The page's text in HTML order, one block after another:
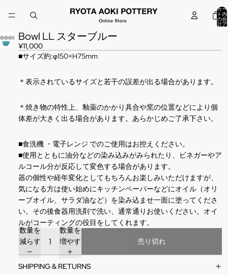
カー
ト内
の合
計ア
Bowl LL スターブルー
¥11,000
■サイズ約:φ150×H75mm
＊表示されているサイズと若干の誤差が出る場合があります。
＊焼き物の特性上、釉薬のかかり具合や窯の位置などにより個
体差が大きく出る場合があります。あらかじめご了承下さい。
■食洗機 ・電子レンジ でのご使用はお控えください。
■使用とともに油分などの染み込みがみられたり、ビネガーやア
ルコール分が反応して変色する場合があります。
器の個性や経年変化としてもちろんお楽しみいただけますが、
気になる方は使い始めにキッチンペーパーなどにオイル（オリ
ーブオイル、サラダ油など）を染み込ませ一面に塗ってくださ
い。その後食器用洗剤で洗い、通常通りお使いください。オイ
ルがコーティングの役目をしてくれます。
数量を
減らす
数量を
増やす
売り切れ
SHIPPING & RETURNS